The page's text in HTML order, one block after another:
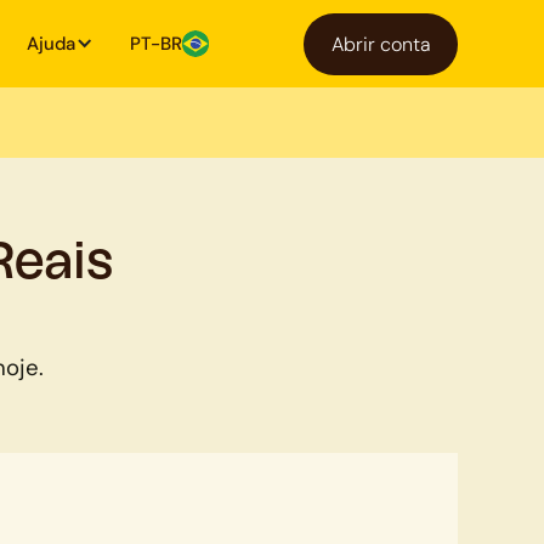
Ajuda PT-BR Abrir conta